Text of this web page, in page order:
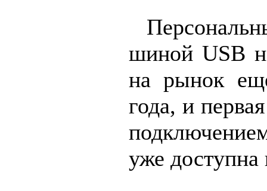
шиной USB
на рынок
года, и
уже доступна